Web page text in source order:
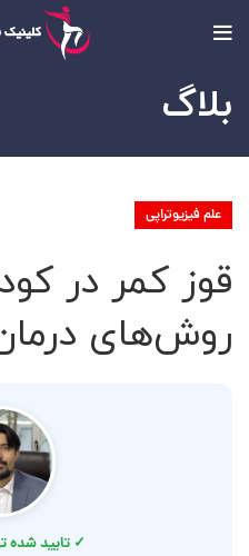
بلاگ
علم فیزیوتراپی
قوز کمر در
روش‌های درمان
✓ تایید